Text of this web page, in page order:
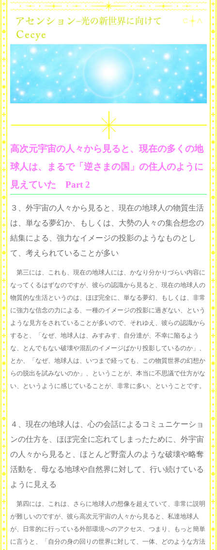
高次元宇宙の人々から見ると、現在の多くの地
球人は、まるで「逆さまの国」の住人のように
見えていた Part 2
３、外宇宙の人々から見ると、現在の地球人の物質生活
は、単なる夢幻か、もしくは、大勢の人々の集合想念の
結集による、強力なイメージの投影のようなものとし
て、考えられていることが多い
第三には、これも、現在の地球人には、かなり分かりづらい内容に
なってくるはずなのですが、彼らの認識から見ると、現在の地球人の
物質的な生活というのは、ほぼ完全に、単なる夢幻、もしくは、非常
に強力な信念の力による、一種のイメージの投影に過ぎない、という
ような見方をされていることが多いので、それゆえ、彼らの認識から
すると、「なぜ、地球人は、みすみす、自分達が、不幸に陥るよう
な、とんでもない破壊や混乱のイメージばかり投影しているのか」、
とか、「なぜ、地球人は、いつまで経っても、この物質世界の幻想か
らの脱出を試みないのか」、ということが、本当に不思議で仕方がな
い、というように感じていることが、非常に多い、ということです。
４、現在の地球人は、心の会話によるコミュニケーショ
ンの仕方を、ほぼ完全に忘れてしまったために、外宇宙
の人々から見ると、ほとんど野蛮人のような破壊や略奪
活動を、母なる地球や自然界に対して、行い続けている
ように見える
第四には、これは、さらに地球人の想像を超えていて、非常に説明
が難しいのですが、彼ら高次元宇宙の人々から見ると、私達地球人
が、日常的に行っている外部環境へのアクセス、つまり、もっと簡単
に言うと、「自分の身の回りの世界に対して、一体、どのような方法